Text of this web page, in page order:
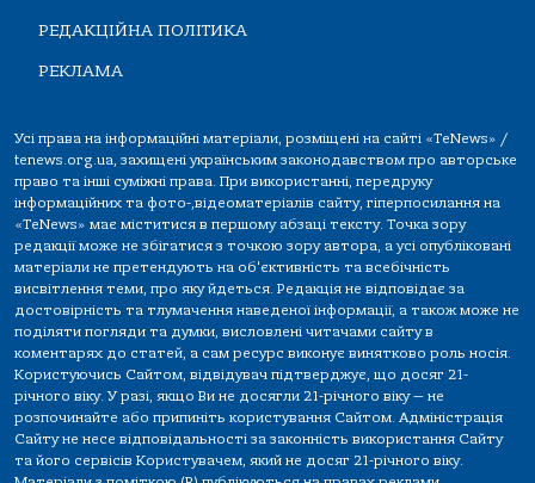
РЕДАКЦІЙНА ПОЛІТИКА
РЕКЛАМА
Усі права на інформаційні матеріали, розміщені на сайті «TeNews» /
tenews.org.ua, захищені українським законодавством про авторське
право та інші суміжні права. При використанні, передруку
інформаційних та фото-,відеоматеріалів сайту, гіперпосилання на
«TeNews» має міститися в першому абзаці тексту. Точка зору
редакції може не збігатися з точкою зору автора, а усі опубліковані
матеріали не претендують на об'єктивність та всебічність
висвітлення теми, про яку йдеться. Редакція не відповідає за
достовірність та тлумачення наведеної інформації, а також може не
поділяти погляди та думки, висловлені читачами сайту в
коментарях до статей, а сам ресурс виконує винятково роль носія.
Користуючись Сайтом, відвідувач підтверджує, що досяг 21-
річного віку. У разі, якщо Ви не досягли 21-річного віку — не
розпочинайте або припиніть користування Сайтом. Адміністрація
Сайту не несе відповідальності за законність використання Сайту
та його сервісів Користувачем, який не досяг 21-річного віку.